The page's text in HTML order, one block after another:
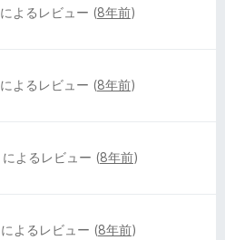
によるレビュー (8年前)
によるレビュー (8年前)
によるレビュー (8年前)
によるレビュー (8年前)